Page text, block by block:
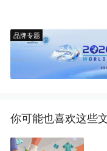
品牌专题
你可能也喜欢这些